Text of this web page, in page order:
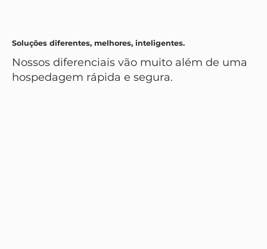
Soluções diferentes, melhores, inteligentes.
Nossos diferenciais vão muito além de uma
hospedagem rápida e segura.